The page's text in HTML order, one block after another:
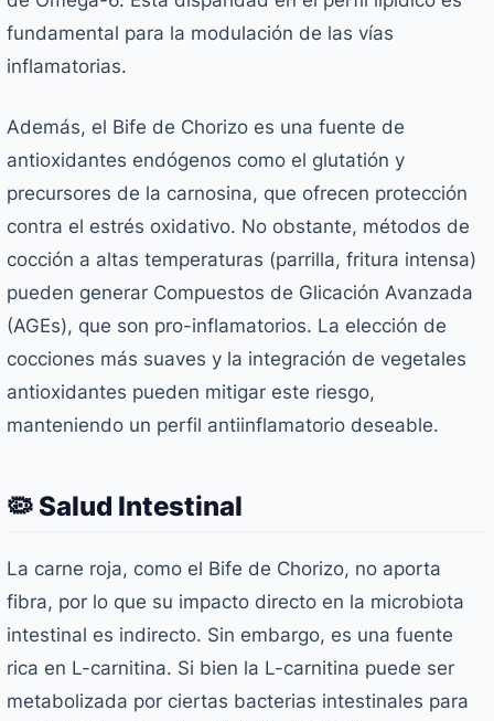
fundamental para la modulación de las vías
inflamatorias.
Además, el Bife de Chorizo es una fuente de
antioxidantes endógenos como el glutatión y
precursores de la carnosina, que ofrecen protección
contra el estrés oxidativo. No obstante, métodos de
cocción a altas temperaturas (parrilla, fritura intensa)
pueden generar Compuestos de Glicación Avanzada
(AGEs), que son pro-inflamatorios. La elección de
cocciones más suaves y la integración de vegetales
antioxidantes pueden mitigar este riesgo,
manteniendo un perfil antiinflamatorio deseable.
🦠 Salud Intestinal
La carne roja, como el Bife de Chorizo, no aporta
fibra, por lo que su impacto directo en la microbiota
intestinal es indirecto. Sin embargo, es una fuente
rica en L-carnitina. Si bien la L-carnitina puede ser
metabolizada por ciertas bacterias intestinales para